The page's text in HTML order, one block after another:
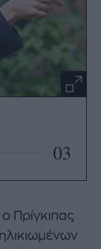
03
Πρίγκιπας